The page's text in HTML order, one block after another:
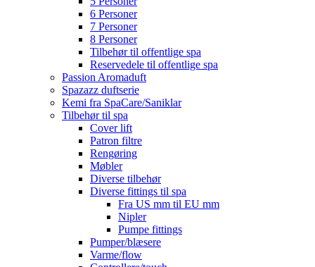
6 Personer
7 Personer
8 Personer
Tilbehør til offentlige spa
Reservedele til offentlige spa
Passion Aromaduft
Spazazz duftserie
Kemi fra SpaCare/Saniklar
Tilbehør til spa
Cover lift
Patron filtre
Rengøring
Møbler
Diverse tilbehør
Diverse fittings til spa
Fra US mm til EU mm
Nipler
Pumpe fittings
Pumper/blæsere
Varme/flow